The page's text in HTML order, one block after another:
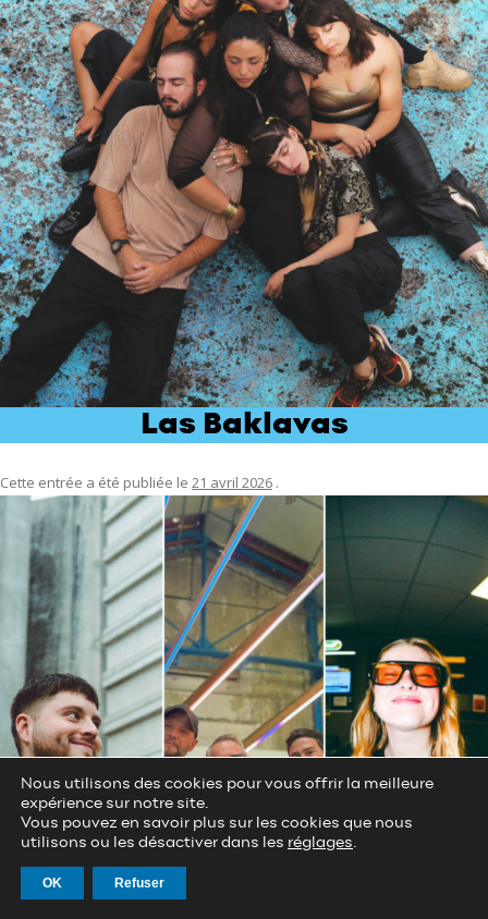
Las Baklavas
Cette entrée a été publiée le 21 avril 2026 .
Nous utilisons des cookies pour vous offrir la meilleure
expérience sur notre site.
Vous pouvez en savoir plus sur les cookies que nous
utilisons ou les désactiver dans les réglages.
OK Refuser